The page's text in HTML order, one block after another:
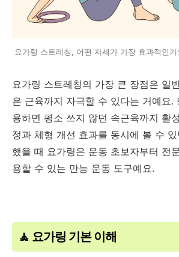
요가링 스트레칭, 어떤 자세가 가장 효과적인
요가링 스트레칭의 가장 큰 장점은 일
은 근육까지 자극할 수 있다는 거예요.
용하면 평소 쓰지 않던 속근육까지 활
정과 체형 개선 효과를 동시에 볼 수
했을 때 요가링은 운동 초보자부터 전
용할 수 있는 만능 운동 도구예요.
🧘 요가링 기본 이해